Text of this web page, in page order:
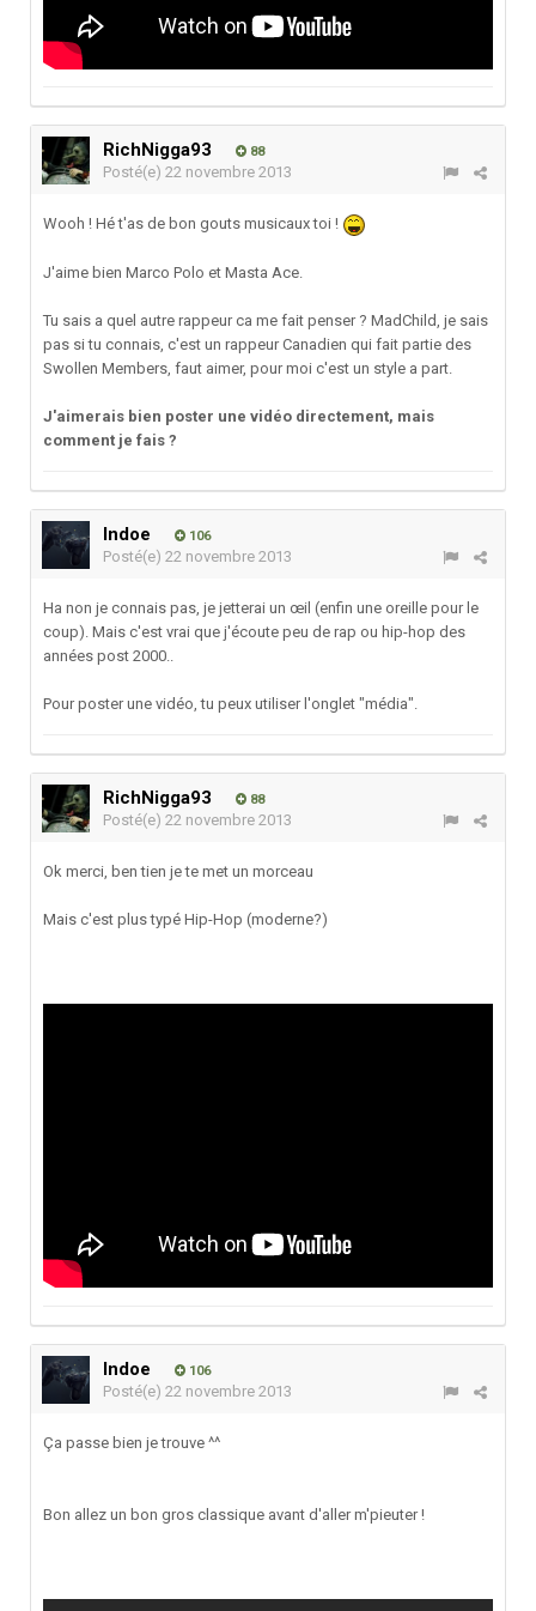
RichNigga93 88
Posté(e) 22 novembre 2013
Wooh ! Hé t'as de bon gouts musicaux toi !
J'aime bien Marco Polo et Masta Ace.
Tu sais a quel autre rappeur ca me fait penser ? MadChild, je sais
pas si tu connais, c'est un rappeur Canadien qui fait partie des
Swollen Members, faut aimer, pour moi c'est un style a part.
J'aimerais bien poster une vidéo directement, mais
comment je fais ?
Indoe 106
Posté(e) 22 novembre 2013
Ha non je connais pas, je jetterai un œil (enfin une oreille pour le
coup). Mais c'est vrai que j'écoute peu de rap ou hip-hop des
années post 2000..
Pour poster une vidéo, tu peux utiliser l'onglet "média".
RichNigga93 88
Posté(e) 22 novembre 2013
Ok merci, ben tien je te met un morceau
Mais c'est plus typé Hip-Hop (moderne?)
Indoe 106
Posté(e) 22 novembre 2013
Ça passe bien je trouve ^^
Bon allez un bon gros classique avant d'aller m'pieuter !